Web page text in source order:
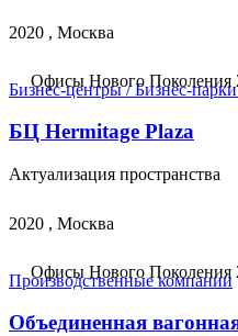
2020 , Москва
Офисы Нового Поколения
Бизнес-центры / Бизнес-
БЦ Hermitage Plaza
Актуализация пространства
2020 , Москва
Офисы Нового Поколения
Производственные компании
Объединенная